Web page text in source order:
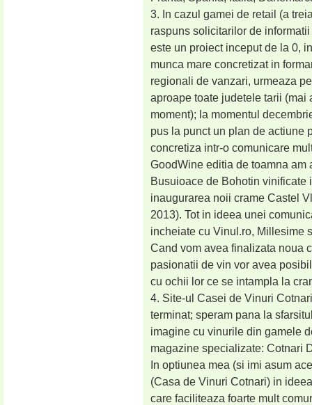
3. In cazul gamei de retail (a
raspuns solicitarilor de
este un proiect inceput de la 0,
munca mare concretizat in
regionali de vanzari, urmeaza
aproape toate judetele tarii (mai
moment); la momentul
pus la punct un plan de actiune
concretiza intr-o comunicare
GoodWine editia de toamna
Busuioace de Bohotin vinificate
inaugurarea noii crame Castel
2013). Tot in ideea unei
incheiate cu Vinul.ro, Millesime
Cand vom avea finalizata noua
pasionatii de vin vor avea
cu ochii lor ce se intampla la
4. Site-ul Casei de Vinuri
terminat; speram pana la
imagine cu vinurile din gamele
magazine specializate: Cotnari
In optiunea mea (si imi asum
(Casa de Vinuri Cotnari) in
care faciliteaza foarte mult